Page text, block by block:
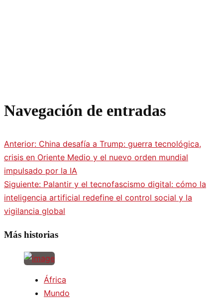
Navegación de entradas
Anterior: China desafía a Trump: guerra tecnológica,
crisis en Oriente Medio y el nuevo orden mundial
impulsado por la IA
Siguiente: Palantir y el tecnofascismo digital: cómo la
inteligencia artificial redefine el control social y la
vigilancia global
Más historias
África
Mundo